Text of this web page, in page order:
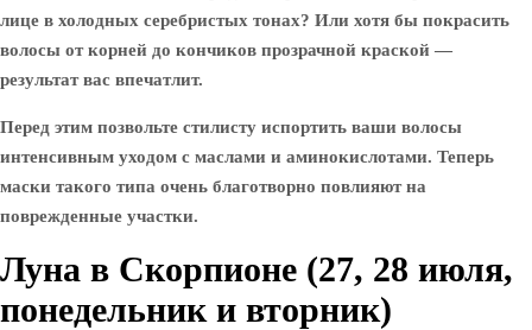
лице в холодных серебристых тонах? Или хотя бы покрасить
волосы от корней до кончиков прозрачной краской —
результат вас впечатлит.
Перед этим позвольте стилисту испортить ваши волосы
интенсивным уходом с маслами и аминокислотами. Теперь
маски такого типа очень благотворно повлияют на
поврежденные участки.
Луна в Скорпионе (27, 28 июля,
понедельник и вторник)